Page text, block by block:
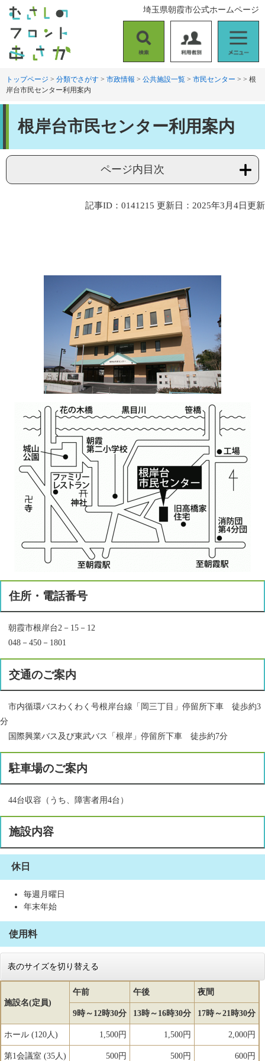
す
。
し
て
索
用
者
ニ
ュ
埼玉県朝霞市公式ホームページ
トップページ > 分類でさがす > 市政情報 > 公共施設一覧 > 市民センター > > 根
岸台市民センター利用案内
根岸台市民センター利用案内
ページ内目次
記事ID：0141215 更新日：2025年3月4日更新
住所・電話番号
朝霞市根岸台2－15－12
048－450－1801
交通のご案内
市内循環バスわくわく号根岸台線「岡三丁目」停留所下車 徒歩約3
分
国際興業バス及び東武バス「根岸」停留所下車 徒歩約7分
駐車場のご案内
44台収容（うち、障害者用4台）
施設内容
休日
毎週月曜日
年末年始
使用料
表のサイズを切り替える
施設名(定員)
午前 午後 夜間
9時～12時30分 13時～16時30分 17時～21時30分
ホール (120人) 1,500円 1,500円 2,000円
第1会議室 (35人) 500円 500円 600円